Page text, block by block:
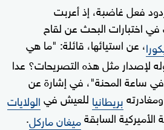
فعل غاضبة، إذ أعربت
في اختبارات البحث عن لقاح
، عن استيائها، قائلة: "ما هي
لإصدار مثل هذه التصريحات؟ عدا
ساعة المحنة"، في إشارة عن
بريطانيا للعيش فيالولايات
السابقةميغان ماركل.